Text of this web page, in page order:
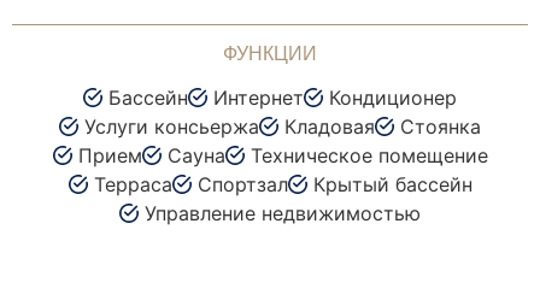
ФУНКЦИИ
Бассейн Интернет
Кондиционер
Услуги консьержа
Кладовая
Стоянка
Прием
Сауна
Техническое помещение
Терраса
Спортзал
Крытый бассейн
Управление недвижимостью